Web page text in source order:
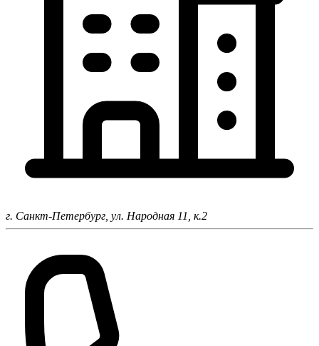
г. Санкт-Петербург, ул. Народная 11, к.2